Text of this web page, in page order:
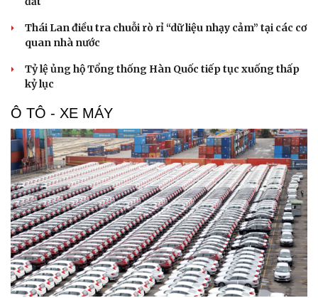
Du lịch
Tư vấn
Podcast
Câu chuyện thời sự
Thái Lan điều tra chuỗi rò rỉ “dữ liệu nhạy cảm” tại các cơ
quan nhà nước
Tỷ lệ ủng hộ Tổng thống Hàn Quốc tiếp tục xuống thấp
kỷ lục
Ô TÔ - XE MÁY